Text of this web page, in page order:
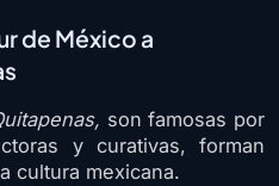
de México a
son famosas por
y curativas, forman
cultura mexicana.